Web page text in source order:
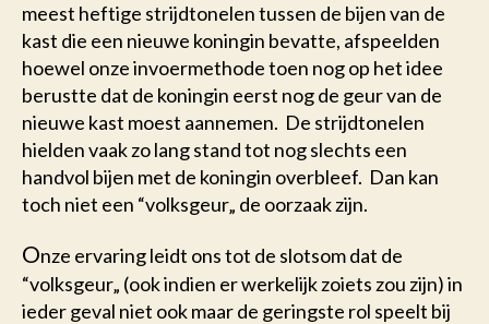
meest heftige strijdtonelen tussen de bijen van de
kast die een nieuwe koningin bevatte, afspeelden
hoewel onze invoermethode toen nog op het idee
berustte dat de koningin eerst nog de geur van de
nieuwe kast moest aannemen. De strijdtonelen
hielden vaak zo lang stand tot nog slechts een
handvol bijen met de koningin overbleef. Dan kan
toch niet een “volksgeur„ de oorzaak zijn.
Onze ervaring leidt ons tot de slotsom dat de
“volksgeur„ (ook indien er werkelijk zoiets zou zijn) in
ieder geval niet ook maar de geringste rol speelt bij